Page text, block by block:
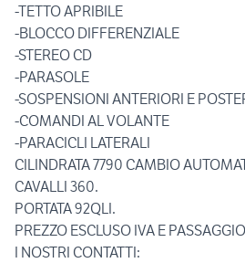
-TETTO APRIBILE
-BLOCCO DIFFERENZIALE
-STEREO CD
-PARASOLE
-SOSPENSIONI ANTERIORI E
-COMANDI AL VOLANTE
-PARACICLI LATERALI
CILINDRATA 7790 CAMBIO
CAVALLI 360.
PORTATA 92QLI.
PREZZO ESCLUSO IVA E
I NOSTRI CONTATTI: